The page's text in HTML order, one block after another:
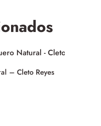
– Cleto Reyes